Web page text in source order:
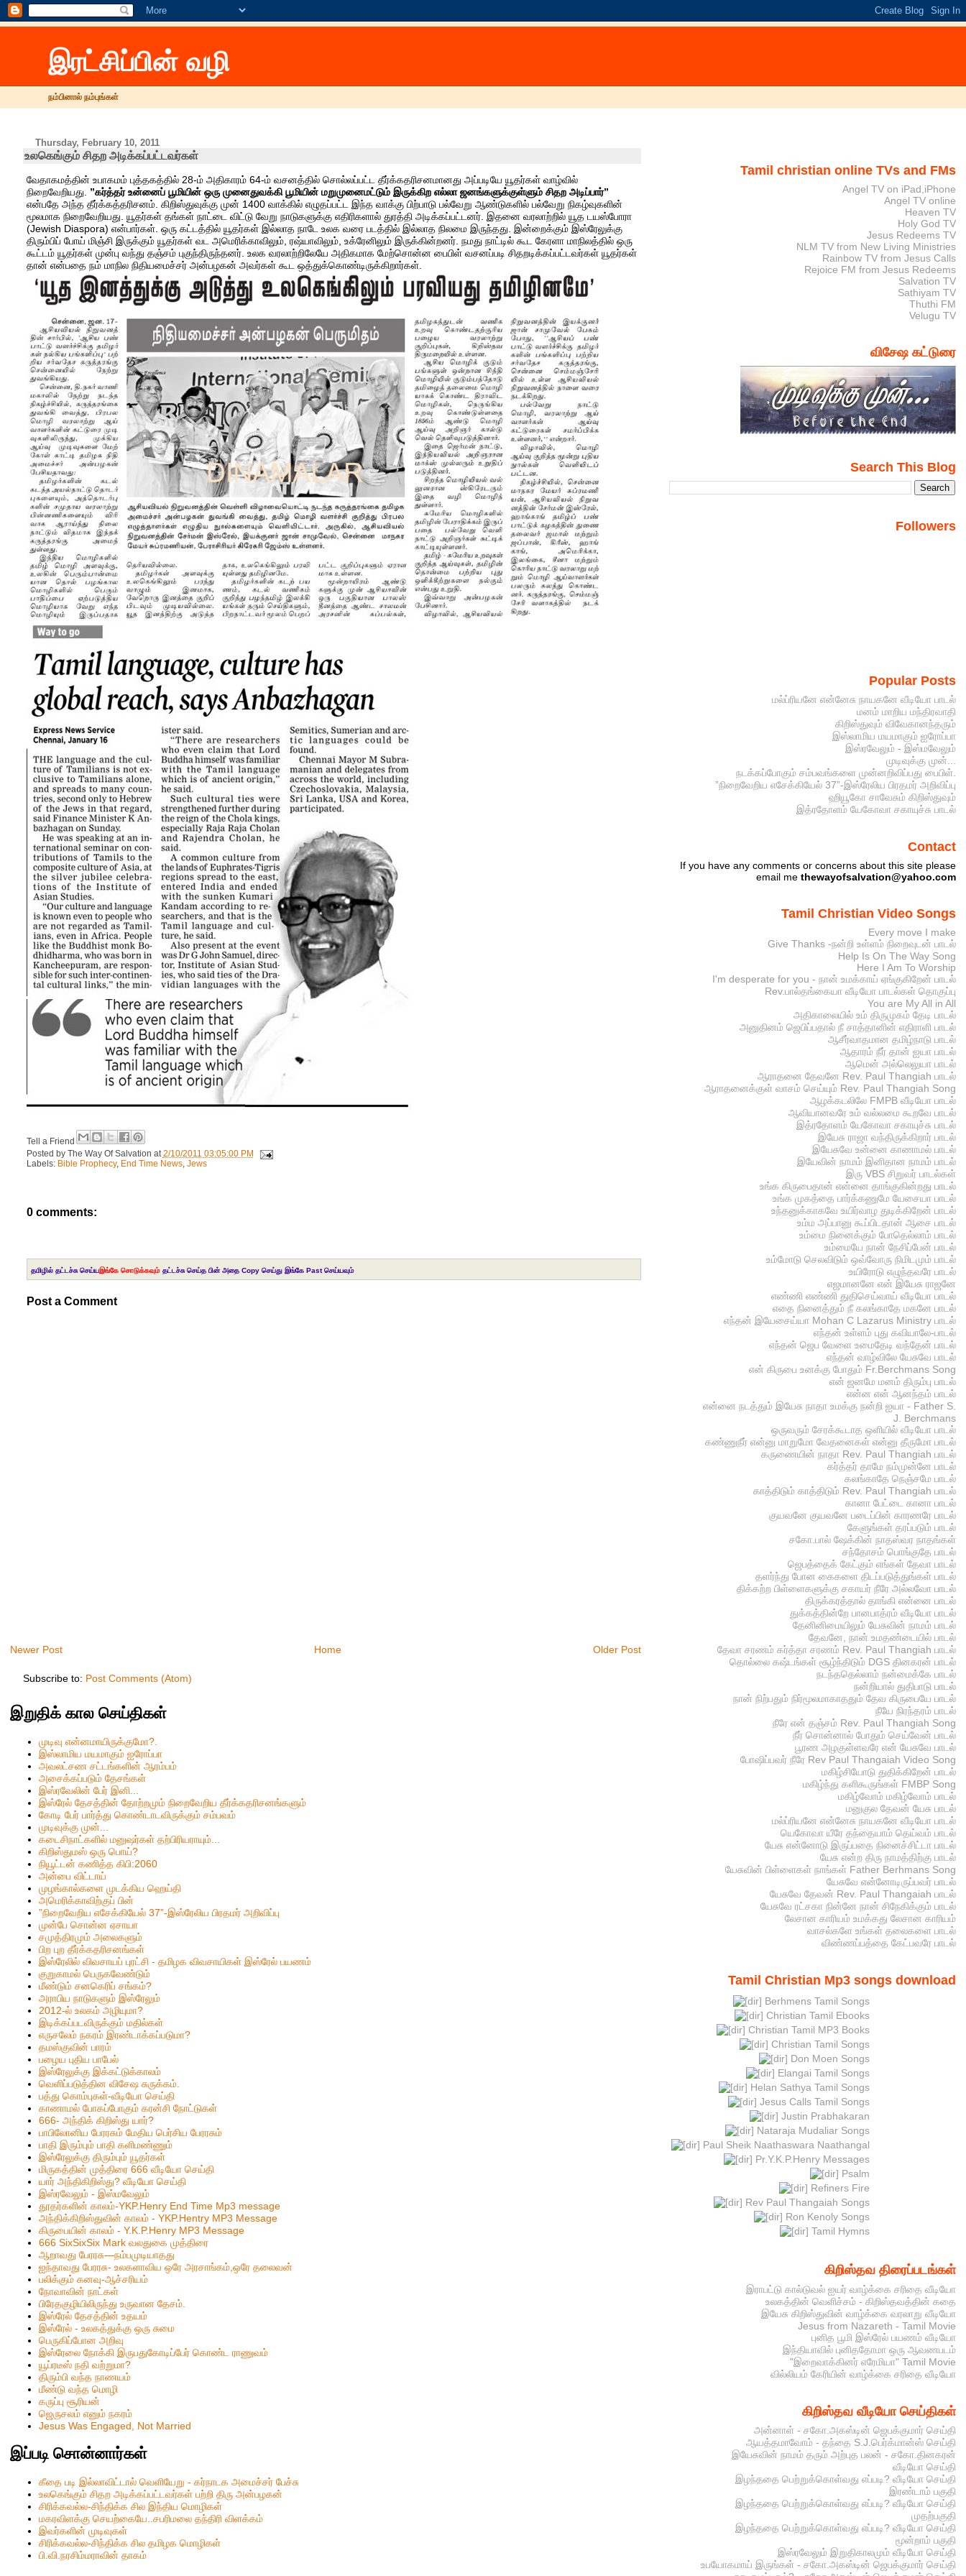
இரட்சிப்பின் வழி
நம்பினால் நம்புங்கள்
Thursday, February 10, 2011
உலகெங்கும் சிதற அடிக்கப்பட்டவர்கள்
வேதாகமத்தின் உபாகமம் புத்தகத்தில் 28-ம் அதிகாரம் 64-ம் வசனத்தில் சொல்லப்பட்ட தீர்க்கதரிசனமானது அப்படியே யூதர்கள் வாழ்வில்
நிறைவேறியது. ”கர்த்தர் உன்னைப் பூமியின் ஒரு முனைதுவக்கி பூமியின் மறுமுனைமட்டும் இருக்கிற எல்லா ஜனங்களுக்குள்ளும் சிதற அடிப்பார்”
என்பதே அந்த தீர்க்கத்தரிசனம். கிறிஸ்துவுக்கு முன் 1400 வாக்கில் எழுதப்பட்ட இந்த வாக்கு பிற்பாடு பல்வேறு ஆண்டுகளில் பல்வேறு நிகழ்வுகளின்
மூலமாக நிறைவேறியது. யூதர்கள் தங்கள் நாட்டை விட்டு வேறு நாடுகளுக்கு எதிரிகளால் துரத்தி அடிக்கப்பட்டனர். இதனை வரலாற்றில் யூத டயஸ்போரா
(Jewish Diaspora) என்பார்கள். ஒரு கட்டத்தில் யூதர்கள் இல்லாத நாடே உலக வரை படத்தில் இல்லாத நிலமை இருந்தது. இன்றைக்கும் இஸ்ரேலுக்கு
திரும்பிப் போய் மிஞ்சி இருக்கும் யூதர்கள் வட அமெரிக்காவிலும், ரஷ்யாவிலும், உக்ரேனிலும் இருக்கின்றனர். நமது நாட்டில் கூட கேரளா மாநிலத்தில் ஒரு
கூட்டம் யூதர்கள் முன்பு வந்து தஞ்சம் புகுந்திருந்தனர். உலக வரலாற்றிலேயே அதிகமாக மேற்சொன்ன பைபிள் வசனப்படி சிதறடிக்கப்பட்டவர்கள் யூதர்கள்
தான் என்பதை நம் மாநில நிதியமைச்சர் அன்பழகன் அவர்கள் கூட ஒத்துக்கொண்டிருக்கிறார்கள்.
Tell a Friend
Posted by
The Way Of Salvation at 2/10/2011 03:05:00 PM
Labels: Bible Prophecy, End Time News, Jews
0 comments:
தமிழில் தட்டச்சு செய்யஇங்கே சொடுக்கவும் தட்டச்சு செய்த பின் அதை Copy செய்து இங்கே Past செய்யவும்
Post a Comment
Newer Post Older Post
Home
Subscribe to: Post Comments (Atom)
இறுதிக் கால செய்திகள்
முடிவு என்னமாயிருக்குமோ?.
இஸ்லாமிய மயமாகும் ஐரோப்பா
அவலட்சண சட்டங்களின் ஆரம்பம்
அசைக்கப்படும் தேசங்கள்
இஸ்ரவேலின் பேர் இனி...
இஸ்ரேல் தேசத்தின் தோற்றமும் நிறைவேறிய தீர்க்கதரிசனங்களும்
கோடி பேர் பார்த்து கொண்டாடவிருக்கும் சம்பவம்
முடிவுக்கு முன்...
கடைசிநாட்களில் மனுஷர்கள் தற்பிரியராயும்...
கிறிஸ்தும‌ஸ் ஒரு பொய்?
நியூட்டன் கணித்த கிபி:2060
அன்பை விட்டாய்
முழங்கால்களை முடக்கிய ஹெய்தி
அமெரிக்காவிற்குப் பின்
”நிறைவேறிய எசேக்கியேல் 37”-இஸ்ரேலிய பிரதமர் அறிவிப்பு
முன்பே சொன்ன ஏசாயா
சமுத்திரமும் அலைகளும்
பிற புற தீர்க்கதரிசனங்கள்
இஸ்ரேலில் விவசாயப் புரட்சி - தமிழக விவசாயிகள் இஸ்ரேல் பயணம்
குறுகாமல் பெருகவேண்டும்
மீண்டும் சனகெரிப் சங்கம்?
அராபிய நாடுகளும் இஸ்ரேலும்
2012-ல் உலகம் அழியுமா?
இடிக்கப்படவிருக்கும் மதில்கள்
எருசலேம் நகரம் இரண்டாக்கப்படுமா?
தமஸ்குவின் பாரம்
பழைய புதிய பாபேல்
இஸ்ரேலுக்கு இக்கட்டுக்காலம்
வெளிப்படுத்தின விசேஷ சுருக்கம்.
பத்து கொம்புகள்-வீடியோ செய்தி
காணாமல் போகப்போகும் கரன்சி நோட்டுகள்
666- அந்திக் கிறிஸ்து யார்?
பாபிலோனிய பேரரசும் மேதிய பெர்சிய பேரரசும்
பாதி இரும்பும் பாதி களிமண்ணும்
இஸ்ரேலுக்கு திரும்பும் யூதர்கள்
மிருகத்தின் முத்திரை 666 வீடியோ செய்தி
யார் அந்திகிறிஸ்து? வீடியோ செய்தி
இஸ்ரவேலும் - இஸ்மவேலும்
தூதர்களின் காலம்-YKP.Henry End Time Mp3 message
அந்திக்கிறிஸ்துவின் காலம் - YKP.Hentry MP3 Message
கிருபையின் காலம் - Y.K.P.Henry MP3 Message
666 SixSixSix Mark வலதுகை முத்திரை
ஆறாவது பேரரசு—நம்பமுடியாதது
ஐந்தாவது பேரரசு- உலகளாவிய ஒரே அரசாங்கம்,ஒரே தலைவன்
பலிக்கும் கனவு-ஆச்சரியம்
நோவாவின் நாட்கள்
பிரேதகுழியிலிருந்து உருவான தேசம்.
இஸ்ரேல் தேசத்தின் உதயம்
இஸ்ரேல் - உலகத்துக்கு ஒரு சுமை
பெருகிப்போன அறிவு
இஸ்ரேலை நோக்கி இருபதுகோடிப்பேர் கொண்ட ராணுவம்
யூப்ரடீஸ் நதி வற்றுமா?
திரும்பி வந்த நாணயம்
மீண்டு வந்த மொழி
கருப்பு சூரியன்
ஜெருசலம் எனும் நகரம்
Jesus Was Engaged, Not Married
இப்படி சொன்னார்கள்
கீதை படி இல்லாவிட்டால் வெளியேறு - கர்நாடக அமைச்சர் பேச்சு
உலகெங்கும் சிதற அடிக்கப்பட்டவர்கள் பற்றி திரு அன்பழகன்
சிரிக்கவல்ல-சிந்திக்க சில இந்திய மொழிகள்
மகரவிளக்கு செயற்கையே..சபரிமலை தந்திரி விளக்கம்
இவர்களின் முடிவுகள்
சிரிக்கவல்ல-சிந்திக்க சில தமிழக மொழிகள்
பி.வி.நரசிம்மராவின் தாகம்
Tamil christian online TVs and FMs
Angel TV on iPad,iPhone
Angel TV online
Heaven TV
Holy God TV
Jesus Redeems TV
NLM TV from New Living Ministries
Rainbow TV from Jesus Calls
Rejoice FM from Jesus Redeems
Salvation TV
Sathiyam TV
Thuthi FM
Velugu TV
விசேஷ கட்டுரை
Search This Blog
Followers
Popular Posts
மல்ப்ரியனே என்னேசு நாயகனே வீடியோ பாடல்
மனம் மாறிய மந்திரவாதி
கிறிஸ்துவும் விவேகானந்தரும்
இஸ்லாமிய மயமாகும் ஐரோப்பா
இஸ்ரவேலும் - இஸ்மவேலும்
முடிவுக்கு முன்...
நடக்கப்போகும் சம்பவங்களை முன்னறிவிப்பது பைபிள்.
”நிறைவேறிய எசேக்கியேல் 37”-இஸ்ரேலிய பிரதமர் அறிவிப்பு
ஹியூகோ சாவேசும் கிறிஸ்துவும்
இத்ரதோளம் யேகோவா சகாயுச்சு பாடல்
Contact
If you have any comments or concerns about this site please
email me thewayofsalvation@yahoo.com
Tamil Christian Video Songs
Every move I make
Give Thanks -நன்றி உள்ளம் நிறைவுடன் பாடல்
Help Is On The Way Song
Here I Am To Worship
I'm desperate for you - நான் உமக்காய் ஏங்குகிறேன் பாடல்
Rev.பால்தங்கையா வீடியோ பாடல்கள் தொகுப்பு
You are My All in All
அதிகாலையில் உம் திருமுகம் தேடி பாடல்
அனுதினம் ஜெபிப்பதால் நீ சாத்தானின் எதிராளி பாடல்
ஆசீர்வாதமான தமிழ்நாடு பாடல்
ஆதாரம் நீர் தான் ஐயா பாடல்
ஆமென் அல்லெலுயா பாடல்
ஆராதனை தேவனே Rev. Paul Thangiah பாடல்
ஆராதனைக்குள் வாசம் செய்யும் Rev. Paul Thangiah Song
ஆழக்கடலிலே FMPB வீடியோ பாடல்
ஆவியானவரே உம் வல்லமை கூறவே பாடல்
இத்ரதோளம் யேகோவா சகாயுச்சு பாடல்
இயேசு ராஜா வந்திருக்கிறார் பாடல்
இயேசுவே உன்னை காணாமல் பாடல்
இயேவின் நாமம் இனிதான நாமம் பாடல்
இரு VBS சிறுவர் பாடல்கள்
உங்க கிருபைதான் என்னை தாங்குகின்றது பாடல்
உங்க முகத்தை பார்க்கணுமே யேசையா பாடல்
உந்தனுக்காகவே உயிர்வாழ துடிக்கிறேன் பாடல்
உம்ம அப்பானு கூப்பிடதான் ஆசை பாடல்
உம்மை நினைக்கும் போதெல்லாம் பாடல்
உம்மையே நான் நேசிப்பேன் பாடல்
உம்மோடு செலவிடும் ஒவ்வோரு நிமிடமும் பாடல்
உயிரோடு எழுந்தவரே பாடல்
எஜமானனே என் இயேசு ராஜனே
எண்ணி எண்ணி துதிசெய்வாய் வீடியோ பாடல்
எதை நினைத்தும் நீ கலங்காதே மகனே பாடல்
எந்தன் இயேசைய்யா Mohan C Lazarus Ministry பாடல்
எந்தன் உள்ளம் புது கவியாலே-பாடல்
எந்தன் ஜெப வேளை உமைதேடி வந்தேன் பாடல்
எந்தன் வாழ்விலே யேசுவே பாடல்
என் கிருபை உனக்கு போதும் Fr.Berchmans Song
என் ஜனமே மனம் திரும்பு பாடல்
என்ன என் ஆனந்தம் பாடல்
என்னை நடத்தும் இயேசு நாதா உமக்கு நன்றி ஐயா - Father S.
J. Berchmans
ஒருவரும் சேரக்கூடாத ஒளியில் வீடியோ பாடல்
கண்ணுநீர் என்னு மாறுமோ வேதனைகள் என்னு தீருமோ பாடல்
கருணையின் நாதா Rev. Paul Thangiah பாடல்
கர்த்தர் தாமே நம்முன்னே பாடல்
கலங்காதே நெஞ்சமே பாடல்
காத்திடும் காத்திடும் Rev. Paul Thangiah பாடல்
கானா பேட்டை கானா பாடல்
குயவனே குயவனே படைப்பின் காரணரே பாடல்
கேளுங்கள் தரப்படும் பாடல்
சகோ.பால் ஷேக்கின் நாதஸ்வர நாதங்கள்
சந்தோசம் பொங்குதே பாடல்
ஜெபத்தைக் கேட்கும் எங்கள் தேவா பாடல்
தளர்ந்து போன கைகளை திடப்படுத்துங்கள் பாடல்
திக்கற்ற பிள்ளைகளுக்கு சகாயர் நீரே அல்லவோ பாடல்
திருக்கரத்தால் தாங்கி என்னை பாடல்
துக்கத்தின்றே பானபாத்ரம் வீடியோ பாடல்
தேனினிமையிலும் யேசுவின் நாமம் பாடல்
தேவனே, நான் உமதண்டையில் பாடல்
தேவா சரணம் கர்த்தா சரணம் Rev. Paul Thangiah பாடல்
தொல்லை கஷ்டங்கள் சூழ்ந்திடும் DGS தினகரன் பாடல்
நடந்ததெல்லாம் நன்மைக்கே பாடல்
நன்றியால் துதிபாடு பாடல்
நான் நிற்பதும் நிர்மூலமாகாததும் தேவ கிருபையே பாடல்
நீயே நிரந்தரம் பாடல்
நீரே என் தஞ்சம் Rev. Paul Thangiah Song
நீர் சொன்னால் போதும் செய்வேன் பாடல்
பூரண அழகுள்ளவரே என் யேசுவே பாடல்
போஷிப்பவர் நீரே Rev Paul Thangaiah Video Song
மகிழ்சியோடு துதிக்கிறேன் பாடல்
மகிழ்ந்து களிகூருங்கள் FMBP Song
மகிழ்வோம் மகிழ்வோம் பாடல்
மனுகுல தேவன் யேசு பாடல்
மல்ப்ரியனே என்னேசு நாயகனே வீடியோ பாடல்
யெகோவா யீரே தந்தையாம் தெய்வம் பாடல்
யேசு என்னோடு இருப்பதை நினைச்சிட்டா பாடல்
யேசு என்ற திரு நாமத்திற்கு பாடல்
யேசுவின் பிள்ளைகள் நாங்கள் Father Berhmans Song
யேசுவே என்னோடிருப்பவர் பாடல்
யேசுவே தேவன் Rev. Paul Thangaiah பாடல்
யேசுவே ரட்சகா நின்னே நான் சிநேகிக்கும் பாடல்
லேசான காரியம் உமக்கது லேசான காரியம்
வாசல்களே உங்கள் தலைகளை பாடல்
விண்ணப்பத்தை கேட்பவரே பாடல்
Tamil Christian Mp3 songs download
Berhmens Tamil Songs
Christian Tamil Ebooks
Christian Tamil MP3 Books
Christian Tamil Songs
Don Moen Songs
Elangai Tamil Songs
Helan Sathya Tamil Songs
Jesus Calls Tamil Songs
Justin Prabhakaran
Nataraja Mudaliar Songs
Paul Sheik Naathaswara Naathangal
Pr.Y.K.P.Henry Messages
Psalm
Refiners Fire
Rev Paul Thangaiah Songs
Ron Kenoly Songs
Tamil Hymns
கிறிஸ்தவ திரைப்படங்கள்
இராபட்டு கால்டுவல் ஐயர் வாழ்க்கை சரிதை வீடியோ
உலகத்தின் வெளிச்சம் - கிறிஸ்தவத்தின் கதை
இயேசு கிறிஸ்துவின் வாழ்க்கை வரலாறு வீடியோ
Jesus from Nazareth - Tamil Movie
புனித பூமி இஸ்ரேல் பயணம் வீடியோ
இந்தியாவில் புனிததோமா ஒரு ஆவணபடம்
"இறைவாக்கினர் எரேமியா" Tamil Movie
வில்லியம் கேரியின் வாழ்க்கை சரிதை வீடியோ
கிறிஸ்தவ வீடியோ செய்திகள்
அன்னாள் - சகோ.அகஸ்டின் ஜெபக்குமார் செய்தி
ஆயத்தமாவோம் - தந்தை S.J.பெர்க்மான்ஸ் செய்தி
இயேசுவின் நாமம் தரும் அற்புத பலன் - சகோ.தினகரன்
வீடியோ செய்தி
இழந்ததை பெற்றுக்கொள்வது எப்படி? வீடியோ செய்தி
இரண்டாம் பகுதி
இழந்ததை பெற்றுக்கொள்வது எப்படி? வீடியோ செய்தி
முதற்பகுதி
இழந்ததை பெற்றுக்கொள்வது எப்படி? வீடியோ செய்தி
மூன்றாம் பகுதி
இஸ்ரவேலும் இறுதிகாலமும் வீடியோ செய்தி
உபயோகமாய் இருங்கள் - சகோ.அகஸ்டின் ஜெபக்குமார் செய்தி